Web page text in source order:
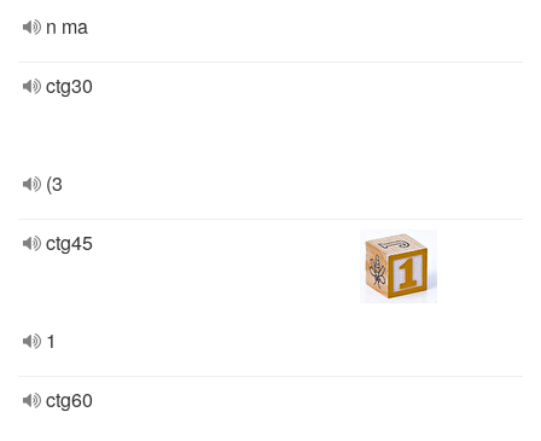
n ma
ctg30
(3
ctg45
1
ctg60